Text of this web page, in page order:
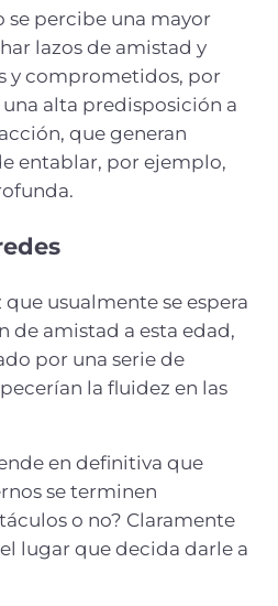
se percibe una mayor
lazos de amistad y
y comprometidos, por
alta predisposición a
que generan
entablar, por ejemplo,
que usualmente se espera
de amistad a esta edad,
por una serie de
la fluidez en las
en definitiva que
se terminen
o no? Claramente
lugar que decida darle a